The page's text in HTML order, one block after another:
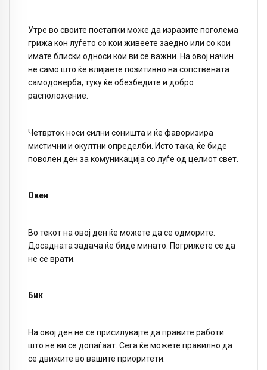
Утре во своите постапки може да изразите поголема
грижа кон луѓето со кои живеете заедно или со кои
имате блиски односи кои ви се важни. На овој начин
не само што ќе влијаете позитивно на сопствената
самодоверба, туку ќе обезбедите и добро
расположение.
Четврток носи силни соништа и ќе фаворизира
мистични и окултни определби. Исто така, ќе биде
поволен ден за комуникација со луѓе од целиот свет.
Овен
Во текот на овој ден ќе можете да се одморите.
Досадната задача ќе биде минато. Погрижете се да
не се врати.
Бик
На овој ден не се присилувајте да правите работи
што не ви се допаѓаат. Сега ќе можете правилно да
се движите во вашите приоритети.